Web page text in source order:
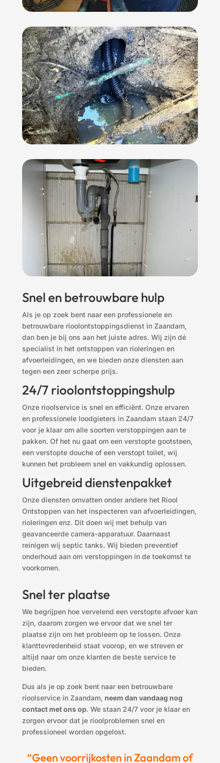
Snel en betrouwbare hulp
Als je op zoek bent naar een professionele en
betrouwbare rioolontstoppingsdienst in Zaandam,
dan ben je bij ons aan het juiste adres. Wij zijn dé
specialist in het ontstoppen van rioleringen en
afvoerleidingen, en we bieden onze diensten aan
tegen een zeer scherpe prijs.
24/7 rioolontstoppingshulp
Onze rioolservice is snel en efficiënt. Onze ervaren
en professionele loodgieters in Zaandam staan 24/7
voor je klaar om alle soorten verstoppingen aan te
pakken. Of het nu gaat om een verstopte gootsteen,
een verstopte douche of een verstopt toilet, wij
kunnen het probleem snel en vakkundig oplossen.
Uitgebreid dienstenpakket
Onze diensten omvatten onder andere het Riool
Ontstoppen van het inspecteren van afvoerleidingen,
rioleringen enz. Dit doen wij met behulp van
geavanceerde camera-apparatuur. Daarnaast
reinigen wij septic tanks. Wij bieden preventief
onderhoud aan om verstoppingen in de toekomst te
voorkomen.
Snel ter plaatse
We begrijpen hoe vervelend een verstopte afvoer kan
zijn, daarom zorgen we ervoor dat we snel ter
plaatse zijn om het probleem op te lossen. Onze
klanttevredenheid staat voorop, en we streven er
altijd naar om onze klanten de beste service te
bieden.
Dus als je op zoek bent naar een betrouwbare
rioolservice in Zaandam, neem dan vandaag nog
contact met ons op. We staan 24/7 voor je klaar en
zorgen ervoor dat je rioolproblemen snel en
professioneel worden opgelost.
“Geen voorrijkosten in Zaandam of